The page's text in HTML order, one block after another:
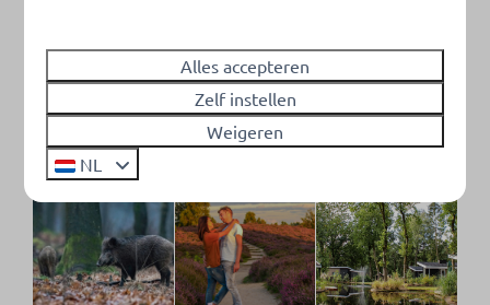
Alles accepteren
Zelf instellen
Weigeren
NL